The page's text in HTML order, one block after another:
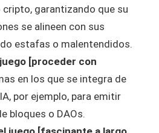
garantizando que su
se alineen con sus
estafas o malentendidos.
[proceder con
en los que se integra de
por ejemplo, para emitir
bloques o DAOs.